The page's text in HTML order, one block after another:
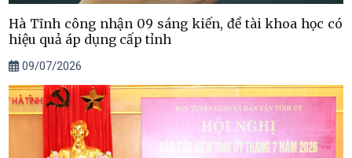
Hà Tĩnh công nhận 09 sáng kiến, đề tài khoa học có
hiệu quả áp dụng cấp tỉnh
09/07/2026